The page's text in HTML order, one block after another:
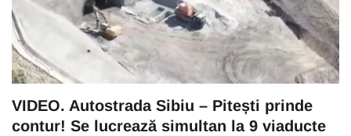
VIDEO. Autostrada Sibiu – Pitești prinde
contur! Se lucrează simultan la 9 viaducte